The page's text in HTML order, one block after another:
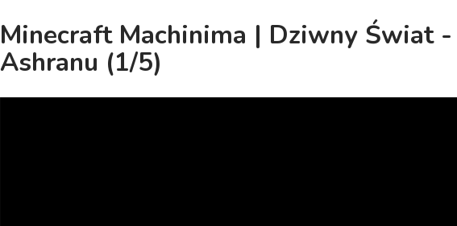
Minecraft Machinima | Dziwny Świat
Ashranu (1/5)